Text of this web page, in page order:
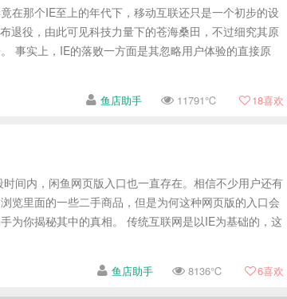
在那个IE至上的年代下，移动互联还只是一个初步的设
退役，由此可见科技力量下的苍海桑田，不过细究其原
事实上，IE的落败一方面是其忽略用户体验的直接原
鱼店助手 11791℃ 18喜欢
间内，闲鱼网页版入口也一直存在。相信不少用户还有
览里面的一些二手商品，但是为何这种网页版的入口会
为你揭秘其中的真相。 传统互联网是以IE为基础的，这
鱼店助手 8136℃ 6喜欢